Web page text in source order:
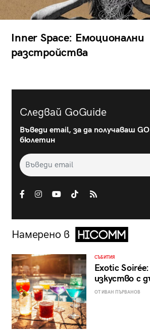
Inner Space: Емоционални
разстройства
Следвай GoGuide
Въведи email, за да получаваш
бюлетин
Намерено в
СЪБИТИЯ
Exotic
изкуство с
ОТ ИВАН ПЪРВАНОВ